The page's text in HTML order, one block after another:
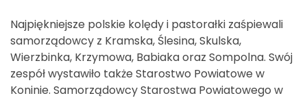
Najpiękniejsze polskie kolędy i pastorałki zaśpiewali
samorządowcy z Kramska, Ślesina, Skulska,
Wierzbinka, Krzymowa, Babiaka oraz Sompolna. Swój
zespół wystawiło także Starostwo Powiatowe w
Koninie. Samorządowcy Starostwa Powiatowego w